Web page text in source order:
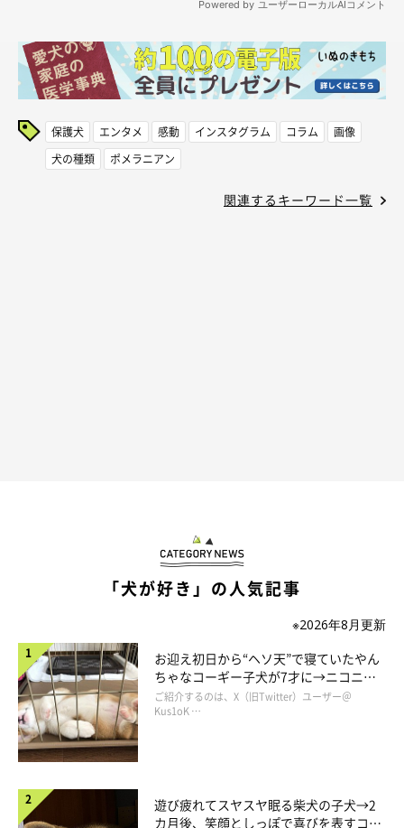
保護犬 エンタメ 感動 インスタグラム コラム
画像
犬の種類
ポメラニアン
関連するキーワード一覧
「犬が好き」の人気記事
※2026年8月更新
お迎え初日から“ヘソ天”で寝ていたやん
ちゃなコーギー子犬が7才に→ニコニ
コ“コーギースマイル”が魅力のコに成
長！
ご紹介するのは、X（旧Twitter）ユーザー＠
Kus1oK …
遊び疲れてスヤスヤ眠る柴犬の子犬→2
カ月後、笑顔としっぽで喜びを表すコに